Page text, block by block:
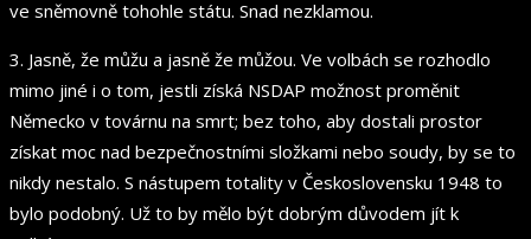
ve sněmovně tohohle státu. Snad nezklamou.
3. Jasně, že můžu a jasně že můžou. Ve volbách se rozhodlo
mimo jiné i o tom, jestli získá NSDAP možnost proměnit
Německo v továrnu na smrt; bez toho, aby dostali prostor
získat moc nad bezpečnostními složkami nebo soudy, by se to
nikdy nestalo. S nástupem totality v Československu 1948 to
bylo podobný. Už to by mělo být dobrým důvodem jít k